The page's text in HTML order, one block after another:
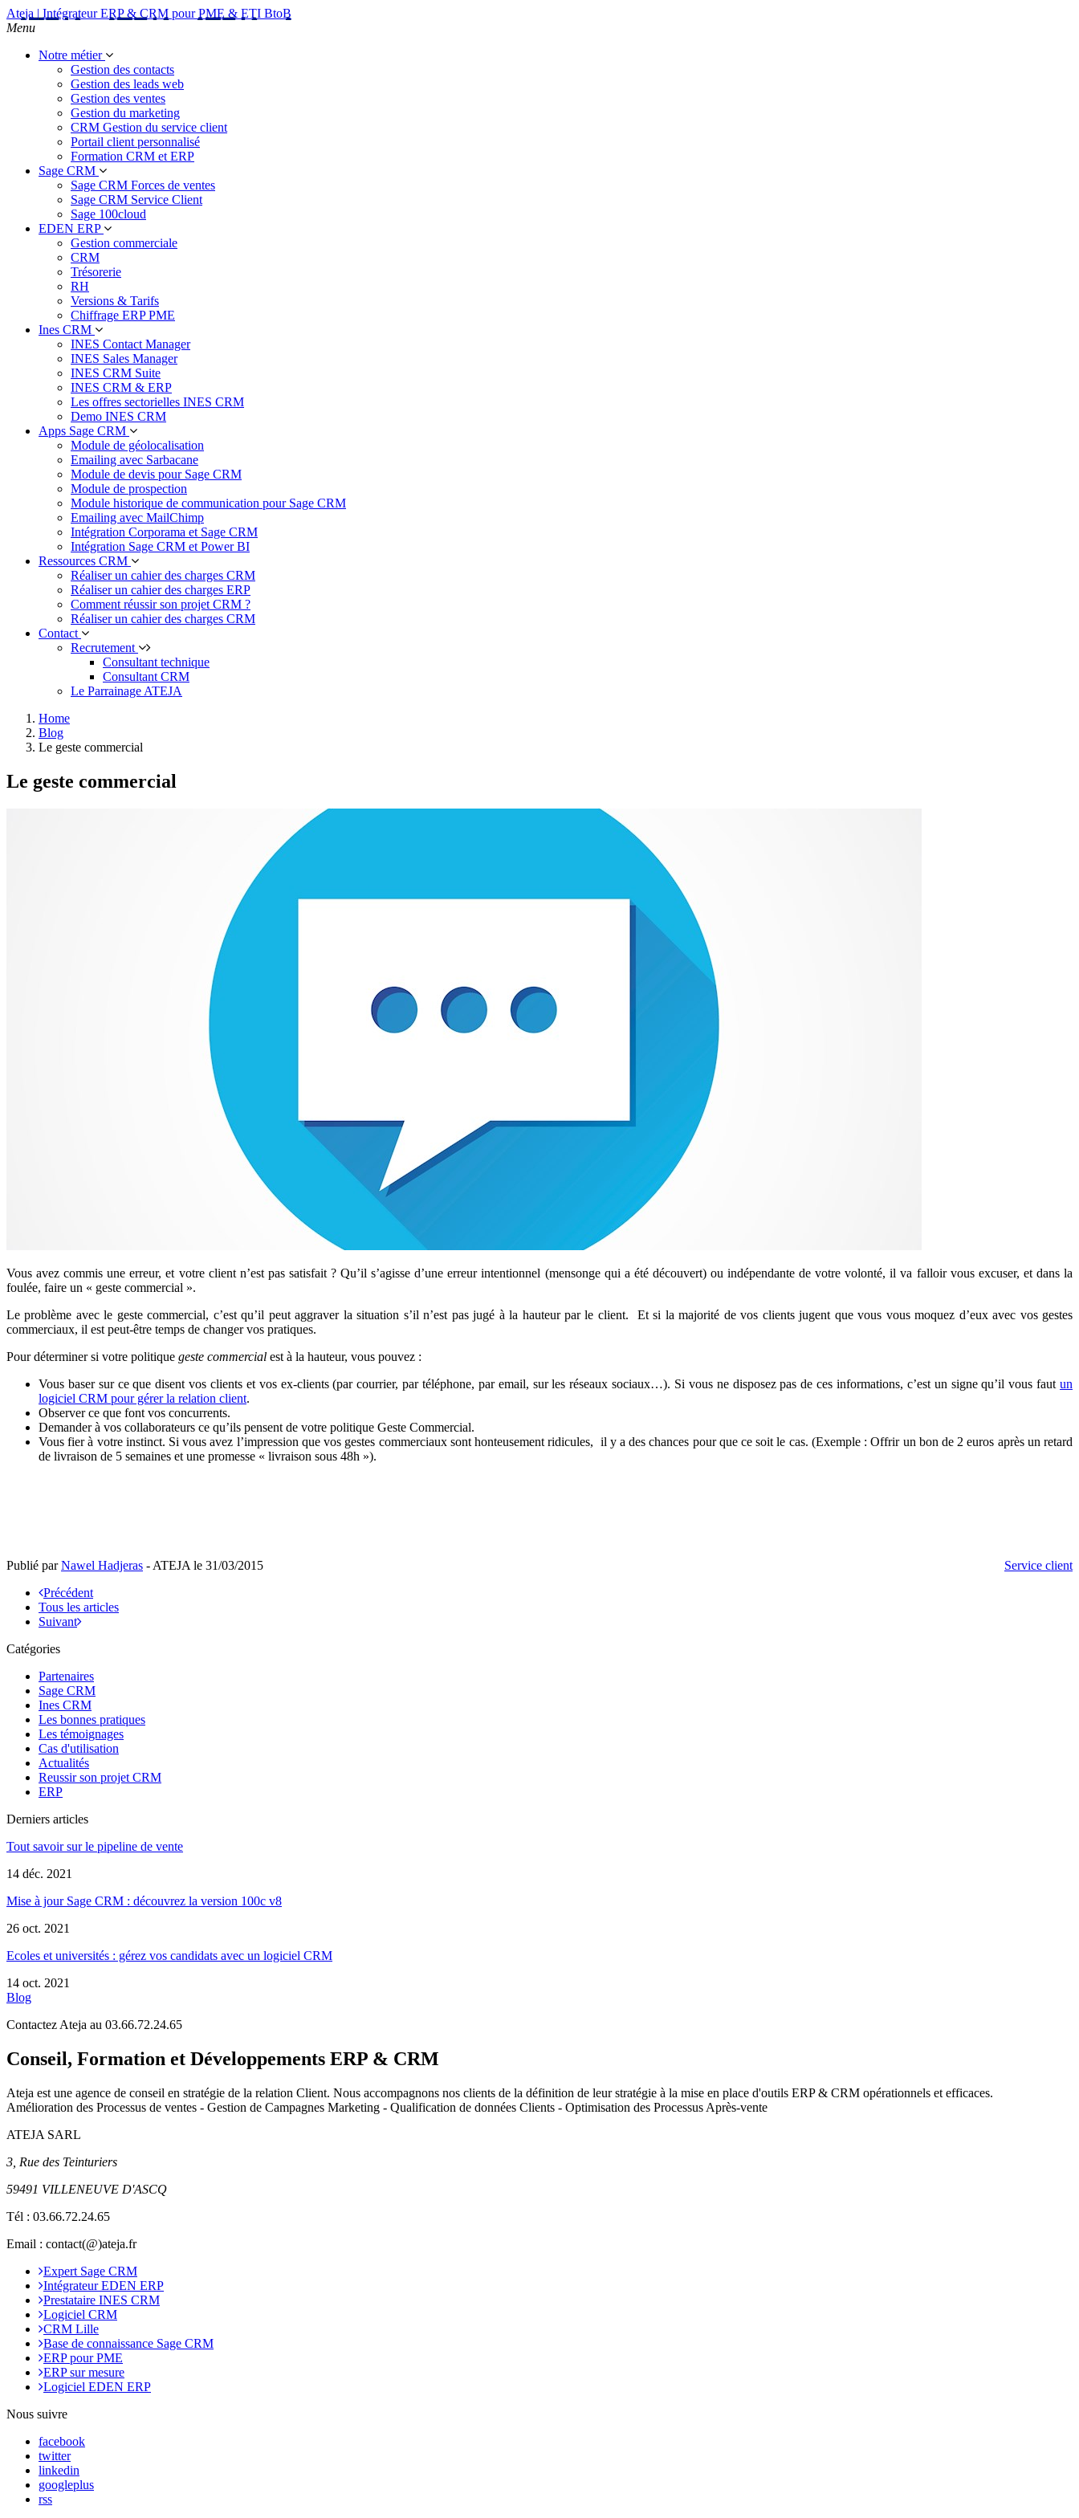
Ateja | Intégrateur ERP & CRM pour PME & ETI BtoB
Menu
Notre métier
Gestion des contacts
Gestion des leads web
Gestion des ventes
Gestion du marketing
CRM Gestion du service client
Portail client personnalisé
Formation CRM et ERP
Sage CRM
Sage CRM Forces de ventes
Sage CRM Service Client
Sage 100cloud
EDEN ERP
Gestion commerciale
CRM
Trésorerie
RH
Versions & Tarifs
Chiffrage ERP PME
Ines CRM
INES Contact Manager
INES Sales Manager
INES CRM Suite
INES CRM & ERP
Les offres sectorielles INES CRM
Demo INES CRM
Apps Sage CRM
Module de géolocalisation
Emailing avec Sarbacane
Module de devis pour Sage CRM
Module de prospection
Module historique de communication pour Sage CRM
Emailing avec MailChimp
Intégration Corporama et Sage CRM
Intégration Sage CRM et Power BI
Ressources CRM
Réaliser un cahier des charges CRM
Réaliser un cahier des charges ERP
Comment réussir son projet CRM ?
Réaliser un cahier des charges CRM
Contact
Recrutement
Consultant technique
Consultant CRM
Le Parrainage ATEJA
Home
Blog
Le geste commercial
Le geste commercial
Vous avez commis une erreur, et votre client n’est pas satisfait ? Qu’il s’agisse d’une erreur intentionnel (mensonge qui a été découvert) ou indépendante de votre volonté, il va falloir vous excuser, et dans la
foulée, faire un « geste commercial ».
Le problème avec le geste commercial, c’est qu’il peut aggraver la situation s’il n’est pas jugé à la hauteur par le client. Et si la majorité de vos clients jugent que vous vous moquez d’eux avec vos gestes
commerciaux, il est peut-être temps de changer vos pratiques.
Pour déterminer si votre politique geste commercial est à la hauteur, vous pouvez :
Vous baser sur ce que disent vos clients et vos ex-clients (par courrier, par téléphone, par email, sur les réseaux sociaux…). Si vous ne disposez pas de ces informations, c’est un signe qu’il vous faut un
logiciel CRM pour gérer la relation client.
Observer ce que font vos concurrents.
Demander à vos collaborateurs ce qu’ils pensent de votre politique Geste Commercial.
Vous fier à votre instinct. Si vous avez l’impression que vos gestes commerciaux sont honteusement ridicules, il y a des chances pour que ce soit le cas. (Exemple : Offrir un bon de 2 euros après un retard
de livraison de 5 semaines et une promesse « livraison sous 48h »).
Service client
Publié parNawel Hadjeras - ATEJA le 31/03/2015
Précédent
Tous les articles
Suivant
Catégories
Partenaires
Sage CRM
Ines CRM
Les bonnes pratiques
Les témoignages
Cas d'utilisation
Actualités
Reussir son projet CRM
ERP
Derniers articles
Tout savoir sur le pipeline de vente
14 déc. 2021
Mise à jour Sage CRM : découvrez la version 100c v8
26 oct. 2021
Ecoles et universités : gérez vos candidats avec un logiciel CRM
14 oct. 2021
Blog
Contactez Ateja au 03.66.72.24.65
Conseil, Formation et Développements ERP & CRM
Ateja est une agence de conseil en stratégie de la relation Client. Nous accompagnons nos clients de la définition de leur stratégie à la mise en place d'outils ERP & CRM opérationnels et efficaces.
Amélioration des Processus de ventes - Gestion de Campagnes Marketing - Qualification de données Clients - Optimisation des Processus Après-vente
ATEJA SARL
3, Rue des Teinturiers
59491 VILLENEUVE D'ASCQ
Tél : 03.66.72.24.65
Email : contact(@)ateja.fr
Expert Sage CRM
Intégrateur EDEN ERP
Prestataire INES CRM
Logiciel CRM
CRM Lille
Base de connaissance Sage CRM
ERP pour PME
ERP sur mesure
Logiciel EDEN ERP
Nous suivre
facebook
twitter
linkedin
googleplus
rss